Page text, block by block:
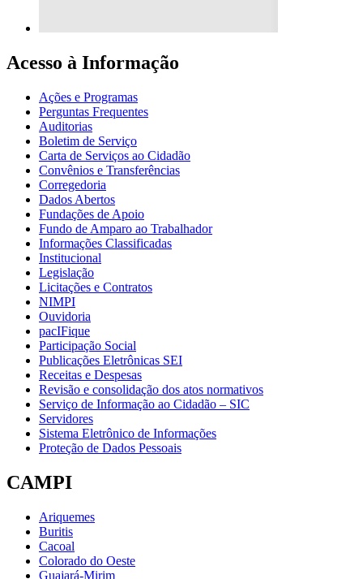
Acesso à Informação
Ações e Programas
Perguntas Frequentes
Auditorias
Boletim de Serviço
Carta de Serviços ao Cidadão
Convênios e Transferências
Corregedoria
Dados Abertos
Fundações de Apoio
Fundo de Amparo ao Trabalhador
Informações Classificadas
Institucional
Legislação
Licitações e Contratos
NIMPI
Ouvidoria
pacIFique
Participação Social
Publicações Eletrônicas SEI
Receitas e Despesas
Revisão e consolidação dos atos normativos
Serviço de Informação ao Cidadão – SIC
Servidores
Sistema Eletrônico de Informações
Proteção de Dados Pessoais
CAMPI
Ariquemes
Buritis
Cacoal
Colorado do Oeste
Guajará-Mirim